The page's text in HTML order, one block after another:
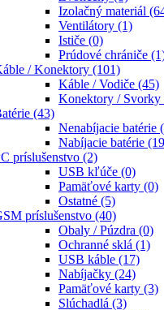
Izolačný materiál
Ventilátory (1)
Ističe (0)
Prúdové chrániče
/ Konektory (101)
Káble / Vodiče (45)
Konektory / Svorky
(43)
Nenabíjacie batérie
Nabíjacie batérie
príslušenstvo (2)
USB kľúče (0)
Pamäťové karty (0)
Ostatné (5)
príslušenstvo (40)
Obaly / Púzdra (0)
Ochranné sklá (1)
USB káble (17)
Nabíjačky (24)
Pamäťové karty (3)
Slúchadlá (3)